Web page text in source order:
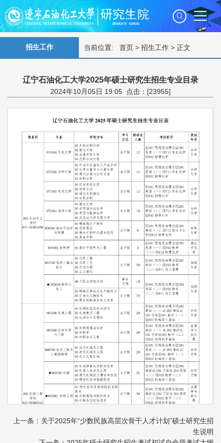
招生工作 当前位置: 首页 > 招生工作 > 正文
辽宁石油化工大学2025年硕士研究生招生专业目录
2024年10月05日 19:05 点击：[23955]
上一条：关于2025年“少数民族高层次骨干人才计划”硕士研究生招
生说明